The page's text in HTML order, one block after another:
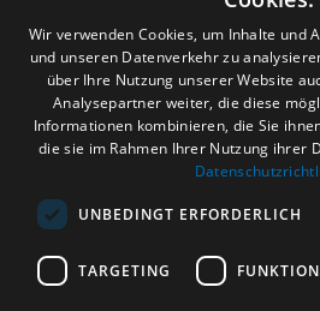
Zertifizierung / Mitgliedschaften
Partner im Sport
Impressum
Datenschutzerklärung
AGB
Wir verwenden Cookies, um Inhalte und
und unseren Datenverkehr zu
über Ihre Nutzung unserer Website
Analysepartner weiter, die diese
Informationen kombinieren, die Sie
die sie im Rahmen Ihrer Nutzung ihrer
UNBEDINGT ERFORDERLICH
TARGETING